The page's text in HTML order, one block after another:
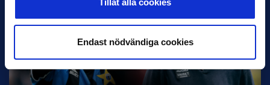
Tillåt alla cookies
Endast nödvändiga cookies